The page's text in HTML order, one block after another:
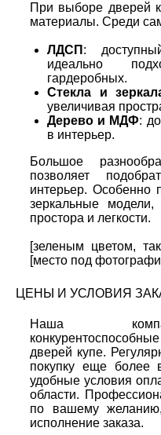
При выборе дверей
материалы. Среди
ЛДСП :
идеально
гардеробных.
Стекла и
увеличивая
Дерево и МДФ:
в интерьер.
Большое
позволяет
интерьер. Особенно
зеркальные модели,
простора и легкости.
[зеленым цветом,
[место под
ЦЕНЫ И УСЛОВИЯ
Наша
дверей купе.
покупку еще более
удобные условия
области.
по вашему желанию,
исполнение заказа.